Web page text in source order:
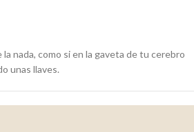
la nada, como si en la gaveta de tu cerebro
unas llaves.